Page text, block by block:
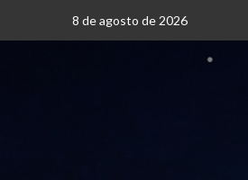
8 de agosto de 2026